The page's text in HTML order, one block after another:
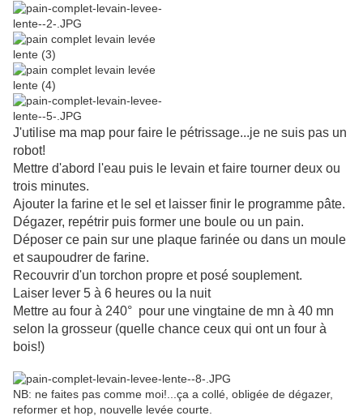
J'utilise ma map pour faire le pétrissage...je ne suis pas un
robot!
Mettre d'abord l'eau puis le levain et faire tourner deux ou
trois minutes.
Ajouter la farine et le sel et laisser finir le programme pâte.
Dégazer, repétrir puis former une boule ou un pain.
Déposer ce pain sur une plaque farinée ou dans un moule
et saupoudrer de farine.
Recouvrir d'un torchon propre et posé souplement.
Laiser lever 5 à 6 heures ou la nuit
Mettre au four à 240° pour une vingtaine de mn à 40 mn
selon la grosseur (quelle chance ceux qui ont un four à
bois!)
NB: ne faites pas comme moi!...ça a collé, obligée de dégazer,
reformer et hop, nouvelle levée courte.